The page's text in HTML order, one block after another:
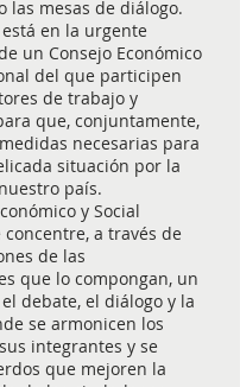
las mesas de diálogo.
en la urgente
un Consejo Económico
del que participen
de trabajo y
que, conjuntamente,
necesarias para
situación por la
país.
y Social
a través de
de las
que lo compongan, un
debate, el diálogo y la
se armonicen los
integrantes y se
que mejoren la